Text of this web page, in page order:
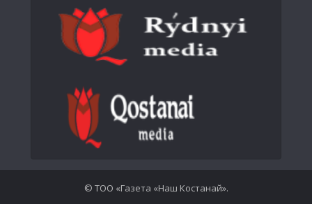
© ТОО «Газета «Наш Костанай».